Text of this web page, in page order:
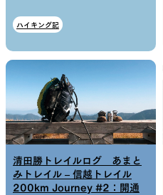
機能を拡張する道具
ハイキング記
清田勝トレイルログ あまと
みトレイル – 信越トレイル
200km Journey #2：開通